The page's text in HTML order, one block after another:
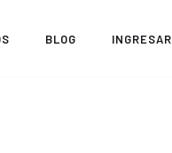
BLOG INGRESAR